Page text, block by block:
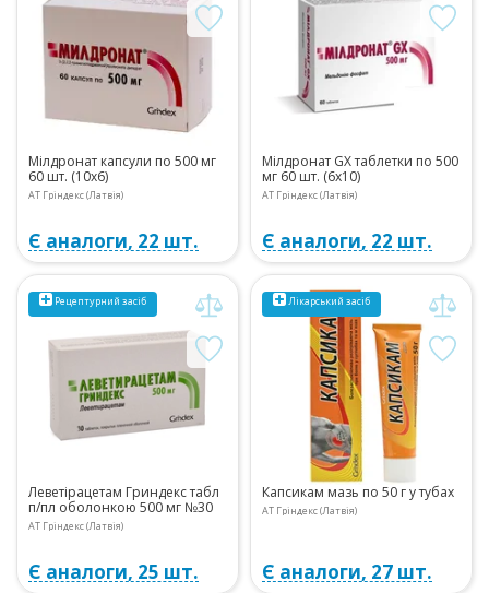
Мілдронат капсули по 500 мг
60 шт. (10х6)
АТ Гріндекс (Латвія)
Є аналоги, 22 шт.
Мілдронат GX таблетки по 500
мг 60 шт. (6х10)
АТ Гріндекс (Латвія)
Є аналоги, 22 шт.
Рецептурний засіб
Леветірацетам Гриндекс табл
п/пл оболонкою 500 мг №30
АТ Гріндекс (Латвія)
Є аналоги, 25 шт.
Лікарський засіб
Капсикам мазь по 50 г у тубах
АТ Гріндекс (Латвія)
Є аналоги, 27 шт.